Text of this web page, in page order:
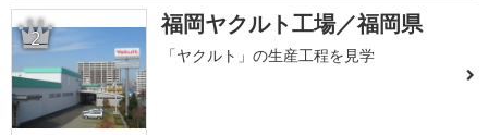
2 福岡ヤクルト工場／福岡県
「ヤクルト」の生産工程を見学